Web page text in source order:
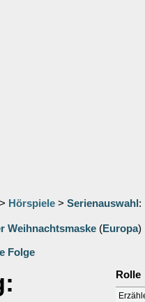
> Hörspiele > Serienauswahl :
Weihnachtsmaske (Europa)
Folge
Rolle